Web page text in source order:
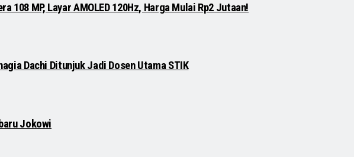
108 MP, Layar AMOLED 120Hz, Harga Mulai Rp2 Jutaan!
Dachi Ditunjuk Jadi Dosen Utama STIK
Jokowi